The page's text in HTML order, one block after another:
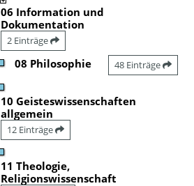
06 Information und
Dokumentation
2 Einträge
08 Philosophie 48 Einträge
10 Geisteswissenschaften
allgemein
12 Einträge
11 Theologie,
Religionswissenschaft